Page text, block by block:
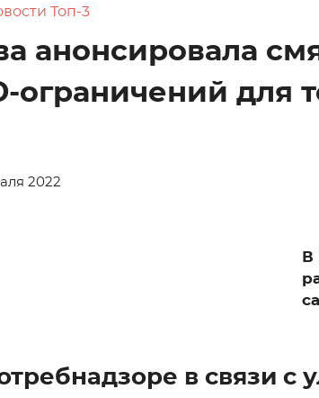
Топ-3
анонсировала
ограничений для
2022
В
в связи с